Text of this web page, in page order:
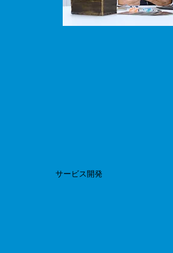
サービス開発